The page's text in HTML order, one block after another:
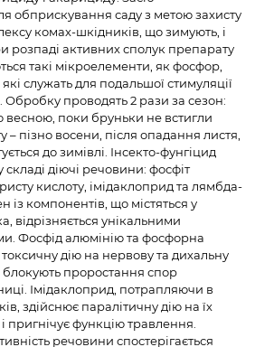
обприскування саду з метою захисту
комах-шкідників, що зимують, і
розпаді активних сполук препарату
такі мікроелементи, як фосфор,
служать для подальшої стимуляції
Обробку проводять 2 рази за сезон:
поки бруньки не встигли
– пізно восени, після опадання листя,
до зимівлі. Інсекто-фунгіцид
складі діючі речовини: фосфіт
кислоту, імідаклоприд та лямбда-
із компонентів, що містяться у
відрізняється унікальними
Фосфід алюмінію та фосфорна
дію на нервову та дихальну
блокують проростання спор
Імідаклоприд, потрапляючи в
здійснює паралітичну дію на їх
пригнічує функцію травлення.
речовини спостерігається